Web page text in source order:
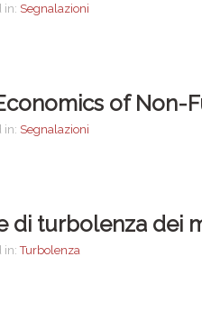
in: Segnalazioni
of Non-
in: Segnalazioni
di turbolenza dei
in:Turbolenza